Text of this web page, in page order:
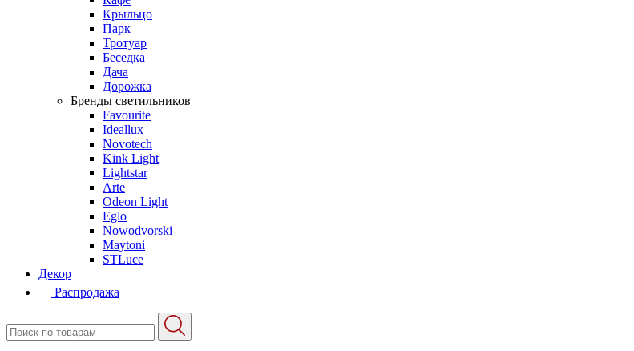
Крыльцо
Парк
Тротуар
Беседка
Дача
Дорожка
Бренды светильников
Favourite
Ideallux
Novotech
Kink Light
Lightstar
Arte
Odeon Light
Eglo
Nowodvorski
Maytoni
STLuce
Декор
Распродажа